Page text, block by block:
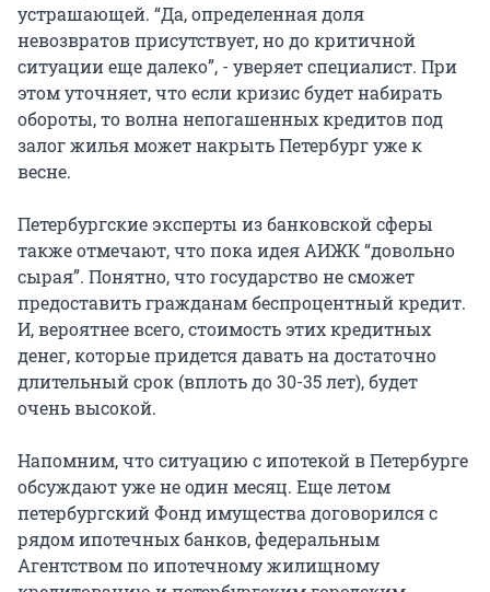
устрашающей. “Да, определенная доля
невозвратов присутствует, но до критичной
ситуации еще далеко”, - уверяет специалист. При
этом уточняет, что если кризис будет набирать
обороты, то волна непогашенных кредитов под
залог жилья может накрыть Петербург уже к
весне.
Петербургские эксперты из банковской сферы
также отмечают, что пока идея АИЖК “довольно
сырая”. Понятно, что государство не сможет
предоставить гражданам беспроцентный кредит.
И, вероятнее всего, стоимость этих кредитных
денег, которые придется давать на достаточно
длительный срок (вплоть до 30-35 лет), будет
очень высокой.
Напомним, что ситуацию с ипотекой в Петербурге
обсуждают уже не один месяц. Еще летом
петербургский Фонд имущества договорился с
рядом ипотечных банков, федеральным
Агентством по ипотечному жилищному